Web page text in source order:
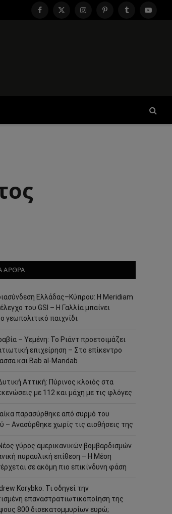
Facebook
X
InstagramPinterestTumblr
ΑΡΘΡΑ
Ελλάδας–Κύπρου: Η Meridiam
του GSI – Η Γαλλία μπαίνει
γεωπολιτικό παιχνίδι
– Υεμένη: Το Ριάντ προετοιμάζει
επιχείρηση – Στο επίκεντρο
και Bab al-Mandab
Αττική: Πύρινος κλοιός στα
με 112 και μάχη με τις φλόγες
παρασύρθηκε από συρμό του
– Ανασύρθηκε χωρίς τις αισθήσεις της
γύρος αμερικανικών βομβαρδισμών
πυραυλική επίθεση – Η Μέση
σε ακόμη πιο επικίνδυνη φάση
Korybko: Τι οδηγεί την
επαναστρατιωτικοποίηση της
800 δισεκατομμυρίων ευρώ;